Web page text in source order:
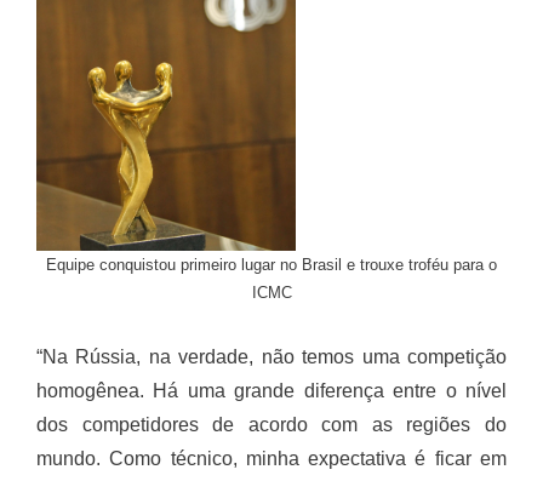
Equipe conquistou primeiro lugar no Brasil e trouxe troféu para o
ICMC
“Na Rússia, na verdade, não temos uma competição
homogênea. Há uma grande diferença entre o nível
dos competidores de acordo com as regiões do
mundo. Como técnico, minha expectativa é ficar em